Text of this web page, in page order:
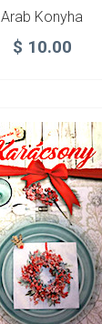
Arab Konyha
$ 10.00